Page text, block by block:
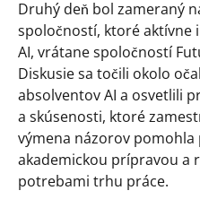
Druhý deň bol zameraný
spoločností, ktoré
AI, vrátane spoločností
Diskusie sa točili okolo
absolventov AI a osvetlili
a skúsenosti, ktoré
výmena názorov
akademickou prípravou a
potrebami trhu práce.